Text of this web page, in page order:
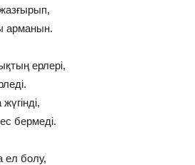
арманын.
ерлері,
бермеді.
ел болу,